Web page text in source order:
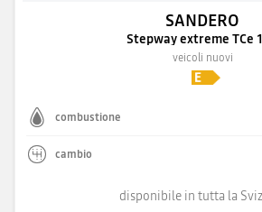
SANDERO
Stepway extreme TCe
veicoli nuovi
combustione
cambio
disponibile in tutta la